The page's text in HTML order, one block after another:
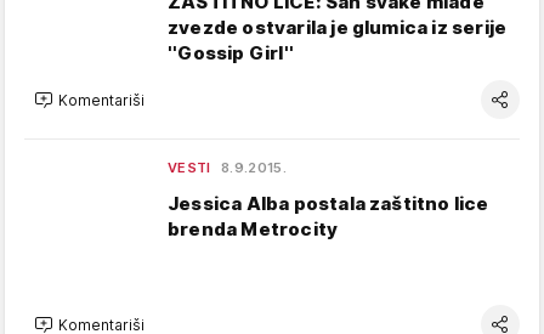
zvezde ostvarila je glumica iz serije
''Gossip Girl''
Komentariši
VESTI 8.9.2015.
Jessica Alba postala zaštitno lice
brenda Metrocity
Komentariši